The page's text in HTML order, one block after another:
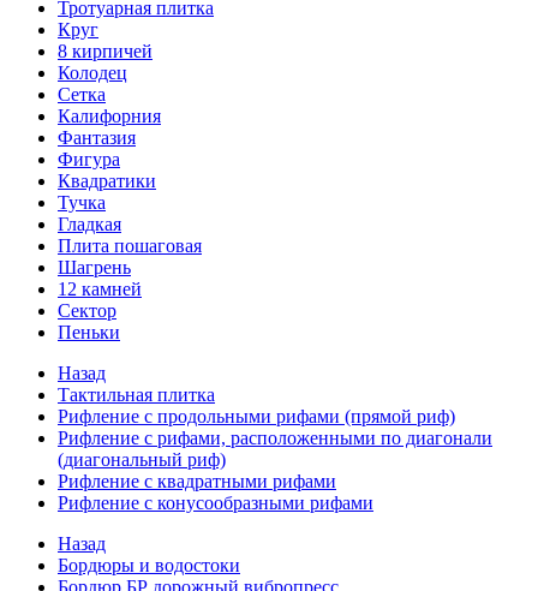
Тротуарная плитка
Круг
8 кирпичей
Колодец
Сетка
Калифорния
Фантазия
Фигура
Квадратики
Тучка
Гладкая
Плита пошаговая
Шагрень
12 камней
Сектор
Пеньки
Назад
Тактильная плитка
Рифление с продольными рифами (прямой риф)
Рифление с рифами, расположенными по диагонали
(диагональный риф)
Рифление с квадратными рифами
Рифление с конусообразными рифами
Назад
Бордюры и водостоки